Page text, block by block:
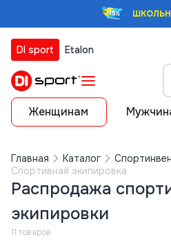
DI sport Etalon
Женщинам
Главная Каталог
Спортивная экипировка
Распродажа
экипировки
11 товаров